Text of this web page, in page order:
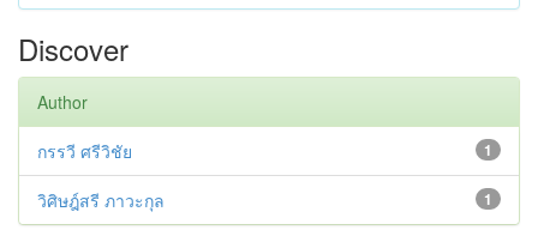
Discover
Author
1
กรรวี ศรีวิชัย
1
วิศิษฎ์สรี ภาวะกุล